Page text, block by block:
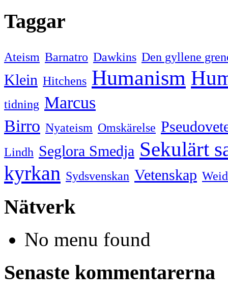
Taggar
Ateism Barnatro Dawkins Den gyllene
Klein Hitchens Humanism
tidning Marcus
Birro Nyateism Omskärelse
Lindh Seglora Smedja Sekulärt
kyrkan Sydsvenskan Vetenskap
Nätverk
No menu found
Senaste kommentarerna